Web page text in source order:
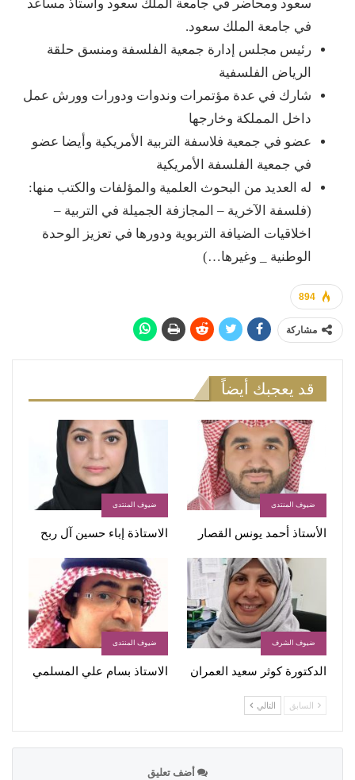
سعود ومحاضر في جامعة الملك سعود وأستاذ مساعد
في جامعة الملك سعود.
رئيس مجلس إدارة جمعية الفلسفة ومنسق حلقة
الرياض الفلسفية
شارك في عدة مؤتمرات وندوات ودورات وورش عمل
داخل المملكة وخارجها
عضو في جمعية فلاسفة التربية الأمريكية وأيضا عضو
في جمعية الفلسفة الأمريكية
له العديد من البحوث العلمية والمؤلفات والكتب منها:
(فلسفة الآخرية – المجازفة الجميلة في التربية –
اخلاقيات الضيافة التربوية ودورها في تعزيز الوحدة
الوطنية _ وغيرها…)
894
مشاركة
قد يعجبك أيضاً
ضيوف المنتدى
الأستاذ أحمد يونس القصار
ضيوف المنتدى
الاستاذة إباء حسين آل ربح
ضيوف الشرف
الدكتورة كوثر سعيد العمران
ضيوف المنتدى
الاستاذ بسام علي المسلمي
السابق التالي
أضف تعليق